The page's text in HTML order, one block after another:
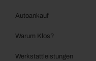
Autoankauf
Warum Klos?
Werkstattleistungen